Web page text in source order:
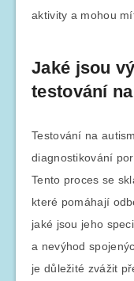
aktivity a mohou
Jaké jsou
testování
Testování na
diagnostikování
Tento proces se
které pomáhají
jaké jsou jeho
a nevýhod
je důležité zvážit